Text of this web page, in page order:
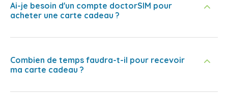
Ai-je besoin d'un compte doctorSIM pour
acheter une carte cadeau ?
Combien de temps faudra-t-il pour recevoir
ma carte cadeau ?